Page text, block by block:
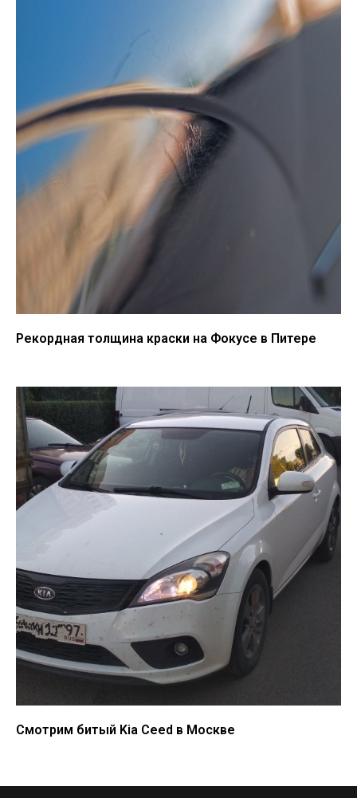
Рекордная толщина краски на Фокусе в Питере
Смотрим битый Kia Ceed в Москве